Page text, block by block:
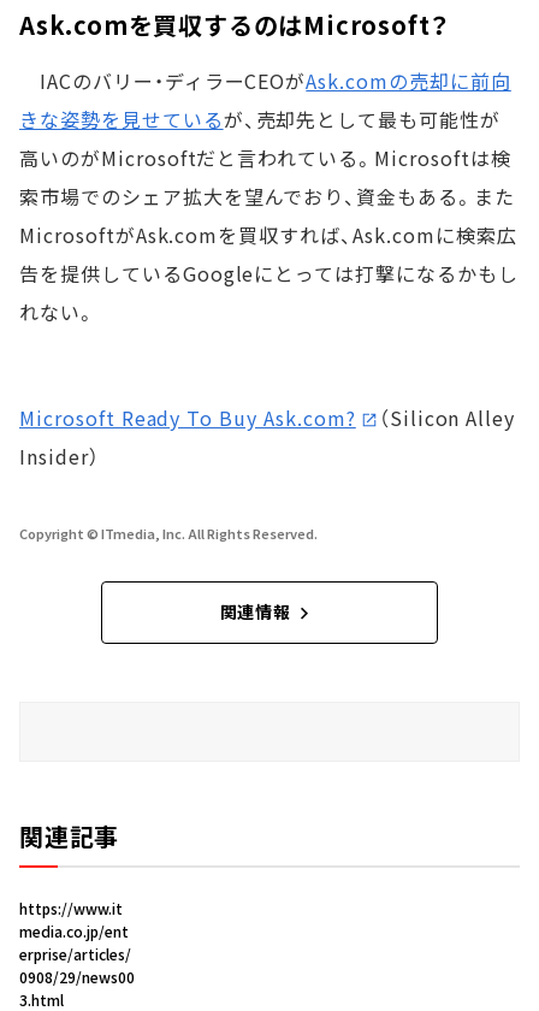
Ask.comを買収するのはMicrosoft？
IACのバリー・ディラーCEOがAsk.comの売却に前向
きな姿勢を見せているが、売却先として最も可能性が
高いのがMicrosoftだと言われている。Microsoftは検
索市場でのシェア拡大を望んでおり、資金もある。また
MicrosoftがAsk.comを買収すれば、Ask.comに検索広
告を提供しているGoogleにとっては打撃になるかもし
れない。
Microsoft Ready To Buy Ask.com?
（Silicon Alley
Insider）
Copyright © ITmedia, Inc. All Rights Reserved.
関連情報
関連記事
https://www.it
media.co.jp/ent
erprise/articles/
0908/29/news00
3.html